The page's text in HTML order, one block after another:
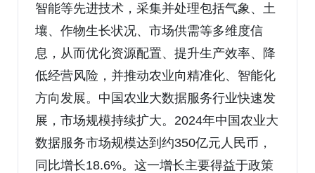
智能等先进技术，采集并处理包括气象、土
壤、作物生长状况、市场供需等多维度信
息，从而优化资源配置、提升生产效率、降
低经营风险，并推动农业向精准化、智能化
方向发展。中国农业大数据服务行业快速发
展，市场规模持续扩大。2024年中国农业大
数据服务市场规模达到约350亿元人民币，
同比增长18.6%。这一增长主要得益于政策